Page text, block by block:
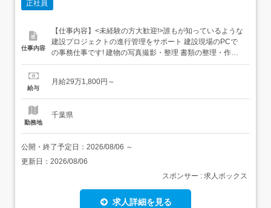
正社員
仕事内容
【仕事内容】<未経験の方大歓迎!>誰もが知っているような
建設プロジェクトの進行管理をサポート 建設現場のPCで
の事務仕事です! 建物の写真撮影・整理 書類の整理・作
成・ファイリング 申請書の作成 スケジュールの管理 スタ
ち合わせなど幅広い業務に携わることができます。デスク
給与
月給29万1,800円～
勤務地
千葉県
公開・終了予定日： 2026/08/06 ～
更新日： 2026/08/06
スポンサー : 求人ボックス
求人詳細を見る